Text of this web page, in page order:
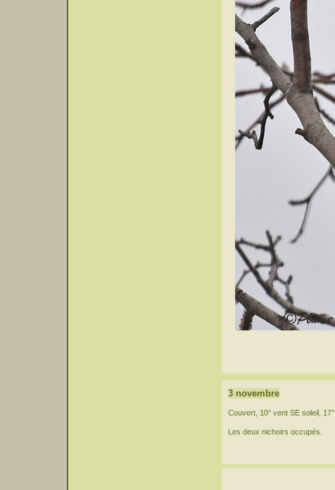
3 novembre
Couvert, 10° vent SE soleil, 17°
Les deux nichoirs occupés.